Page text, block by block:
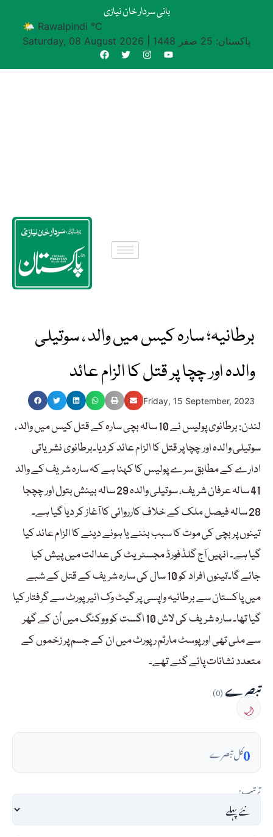
بانی سردار خان نیازی
🌤 Rawalpindi °C
Saturday, 08 August 2026
پاکستان: 25 صفر 1448
برطانیہ؛ سارہ کیس میں والد ، سوتیلی
والدہ اور چچا پر قتل کا الزام عائد
Friday, 15 September, 2023
لندن: برطانوی پولیس نے 10 سالہ بچی سارہ کے قتل کیس میں والد ،
سوتیلی والدہ اور چچا پر قتل کا الزام عائد کردیا۔برطانوی نشریاتی
ادارے کے مطابق سرے پولیس کا کہنا ہے کہ سارہ شریف کے والد
41 سالہ عرفان شریف، سوتیلی والدہ 29 سالہ بینش بتول اور چچجا
28 سالہ فیصل ملک کے خلاف کارروائی کا آغاز کر دیا گیا ہے۔
تینوں پر بچی کی موت کا سبب بننے یا ہونے دینے کا الزام عائد کیا
گیا ہے۔ انہیں آج گلڈفورڈ مجسٹریٹ کی عدالت میں پیش کیا
جائے گا۔تینوں افراد کو 10 سال کی سارہ شریف کے قتل کے شبے
میں پاکستان سے برطانیہ واپسی پر گیٹ وک ائیرپورٹ سے گرفتار کیا
گیا تھا۔ سارہ شریف کی لاش 10 اگست کو ووکنگ میں اُن کے گھر
سے ملی تھی اور پوسٹ مارٹم رپورٹ میں ان کے جسم پر زخموں کے
متعدد نشانات پائے گئے تھے۔
تبصرے(0)
🌙
0کل تبصرے
ترتیب: